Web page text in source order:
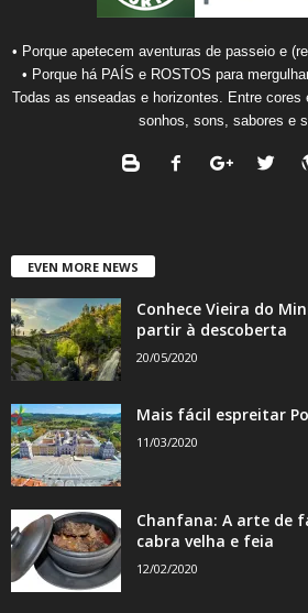
• Porque apetecem aventuras de passeio e
• Porque há PAÍS e ROSTOS para
Todas as enseadas e horizontes. Entre
sonhos, sons, sabores e
EVEN MORE NEWS
Conhece Vieira do
partir à descoberta
20/05/2020
Mais fácil espreitar
11/03/2020
Chanfana: A arte de
cabra velha e feia
12/02/2020